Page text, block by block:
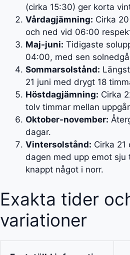
(cirka 15:30) ger korta
Vårdagjämning: Cirka
och ned vid 06:00
Maj-juni: Tidigaste
04:00, med sen
Sommarsolstånd:
21 juni med drygt 18
Höstdagjämning: Cirka
tolv timmar mellan
Oktober-november:
dagar.
Vintersolstånd: Cirka
dagen med upp emot sju
knappt något i norr.
Exakta tider
variationer